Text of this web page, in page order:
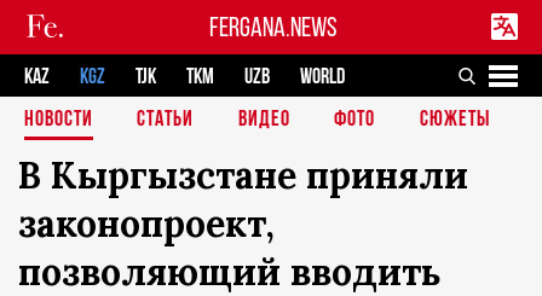
FERGANA.NEWS
KAZ KGZ TJK TKM UZB
WORLD
НОВОСТИ
СТАТЬИ ВИДЕО ФОТО СЮЖЕТЫ
В Кыргызстане приняли
законопроект,
позволяющий вводить